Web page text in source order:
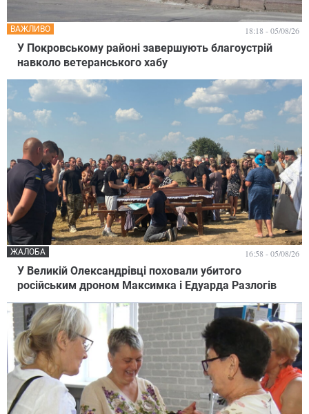
У Покровському районі завершують благоустрій
навколо ветеранського хабу
ВАЖЛИВО 18:18 - 05/08/26
У Великій Олександрівці поховали убитого
російським дроном Максимка і Едуарда Разлогів
ЖАЛОБА 16:58 - 05/08/26